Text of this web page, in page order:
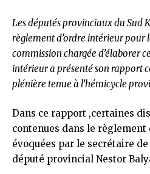
Les députés provinciaux du Sud
règlement d’ordre intérieur pour
commission chargée d’élaborer
intérieur a présenté son rapport
plénière tenue à l’hémicycle
Dans ce rapport ,certaines
contenues dans le
évoquées par le secrétaire
député provincial Nestor